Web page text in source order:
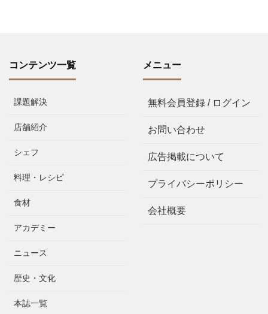
コンテンツ一覧
課題解決
店舗紹介
シェフ
料理・レシピ
食材
アカデミー
ニュース
歴史・文化
本誌一覧
メニュー
無料会員登録 / ログイン
お問い合わせ
広告掲載について
プライバシーポリシー
会社概要